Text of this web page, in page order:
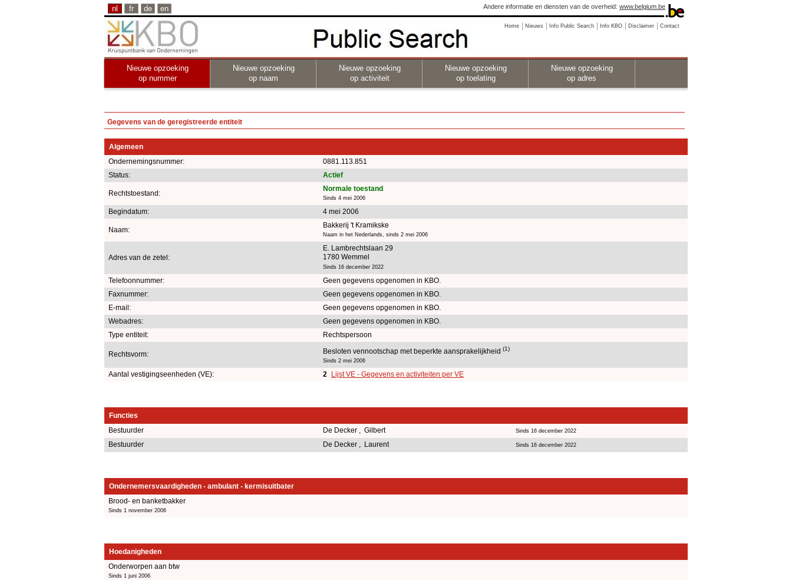
nl fr de en Andere informatie en diensten van de overheid: www.belgium.be
Home Nieuws Info Public Search Info KBO Disclaimer Contact
Nieuwe opzoeking
op nummer
Nieuwe opzoeking
op naam
Nieuwe opzoeking
op activiteit
Nieuwe opzoeking
op toelating
Nieuwe opzoeking
op adres
Gegevens van de geregistreerde entiteit
Algemeen
Ondernemingsnummer:
0881.113.851
Status:
Actief
Rechtstoestand:
Normale toestand
Sinds 4 mei 2006
Begindatum: 4 mei 2006
Naam:
Bakkerij 't Kramikske
Naam in het Nederlands, sinds 2 mei 2006
Adres van de zetel:
E. Lambrechtslaan 29
1780 Wemmel
Sinds 16 december 2022
Telefoonnummer:
Geen gegevens opgenomen in KBO.
Faxnummer:
Geen gegevens opgenomen in KBO.
E-mail:
Geen gegevens opgenomen in KBO.
Webadres:
Geen gegevens opgenomen in KBO.
Type entiteit:
Rechtspersoon
Rechtsvorm: Besloten vennootschap met beperkte aansprakelijkheid (1)
Sinds 2 mei 2006
Aantal vestigingseenheden (VE): 2 Lijst VE - Gegevens en activiteiten per VE
Functies
Bestuurder
De Decker , Gilbert Sinds 16 december 2022
Bestuurder De Decker , Laurent Sinds 16 december 2022
Ondernemersvaardigheden - ambulant - kermisuitbater
Brood- en banketbakker
Sinds 1 november 2006
Hoedanigheden
Onderworpen aan btw
Sinds 1 juni 2006